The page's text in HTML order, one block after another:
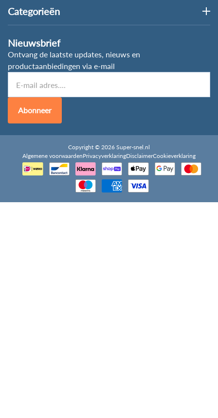
Categorieën
Nieuwsbrief
Ontvang de laatste updates, nieuws en
productaanbiedingen via e-mail
Abonneer
Copyright © 2026 Super-snel.nl
Algemene voorwaardenPrivacyverklaringDisclaimerCookieverklaring